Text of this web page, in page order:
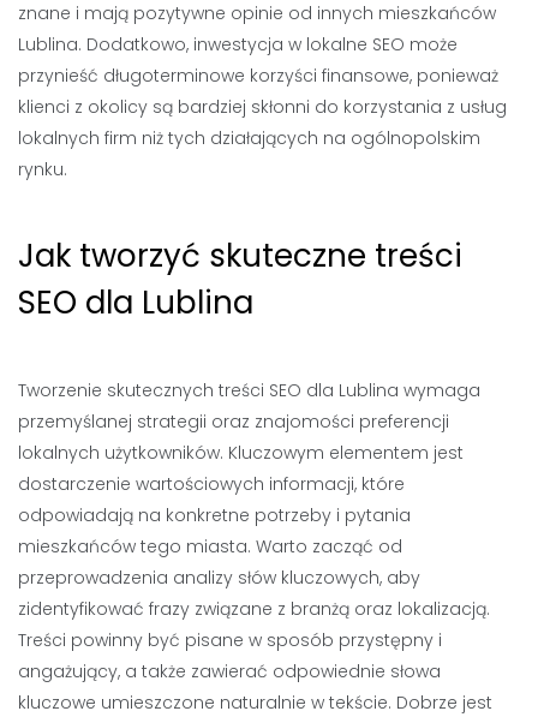
znane i mają pozytywne opinie od innych mieszkańców
Lublina. Dodatkowo, inwestycja w lokalne SEO może
przynieść długoterminowe korzyści finansowe, ponieważ
klienci z okolicy są bardziej skłonni do korzystania z usług
lokalnych firm niż tych działających na ogólnopolskim
rynku.
Jak tworzyć skuteczne treści
SEO dla Lublina
Tworzenie skutecznych treści SEO dla Lublina wymaga
przemyślanej strategii oraz znajomości preferencji
lokalnych użytkowników. Kluczowym elementem jest
dostarczenie wartościowych informacji, które
odpowiadają na konkretne potrzeby i pytania
mieszkańców tego miasta. Warto zacząć od
przeprowadzenia analizy słów kluczowych, aby
zidentyfikować frazy związane z branżą oraz lokalizacją.
Treści powinny być pisane w sposób przystępny i
angażujący, a także zawierać odpowiednie słowa
kluczowe umieszczone naturalnie w tekście. Dobrze jest